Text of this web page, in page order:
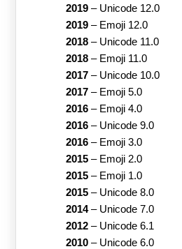
2019– Unicode 12.0
2019– Emoji 12.0
2018– Unicode 11.0
2018– Emoji 11.0
2017– Unicode 10.0
2017– Emoji 5.0
2016– Emoji 4.0
2016– Unicode 9.0
2016– Emoji 3.0
2015– Emoji 2.0
2015– Emoji 1.0
2015– Unicode 8.0
2014– Unicode 7.0
2012– Unicode 6.1
2010– Unicode 6.0